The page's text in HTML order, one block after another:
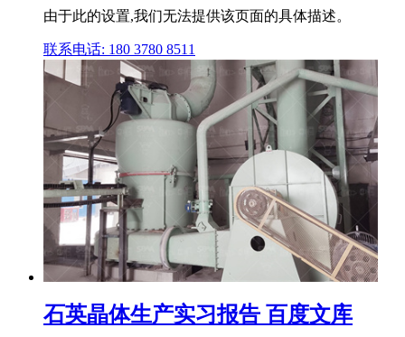
由于此的设置,我们无法提供该页面的具体描述。
联系电话: 180 3780 8511
石英晶体生产实习报告 百度文库